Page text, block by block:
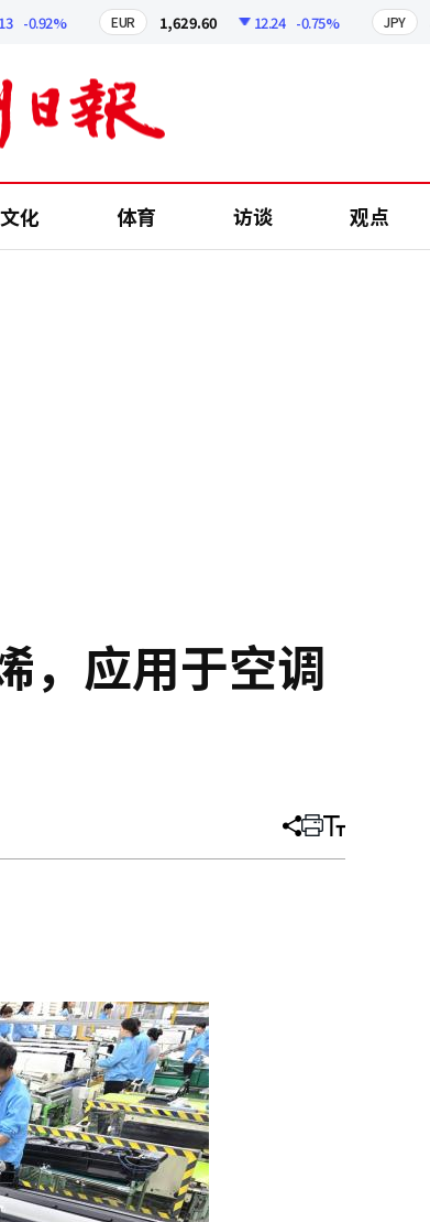
-0.92% EUR 1,629.60 12.24 -0.75% JPY
文化 体育 访谈 观点
，应用于空调
分
文
打 调
大